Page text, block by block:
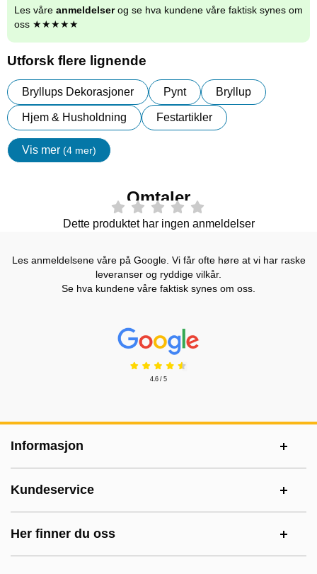
Les våre anmeldelserog se hva kundene våre faktisk synes om
oss ★★★★★
Utforsk flere lignende
Bryllups Dekorasjoner Pynt Bryllup
Hjem & Husholdning Festartikler
Vis mer (4 mer)
egenskaper
Omtaler
Dette produktet har ingen anmeldelser
Les anmeldelsene våre på Google. Vi får ofte høre at vi har raske
leveranser og ryddige vilkår.
Se hva kundene våre faktisk synes om oss.
Prisjakt Vurdering: 4.6 Stjerne
4.6 / 5
Informasjon
Kundeservice
Her finner du oss